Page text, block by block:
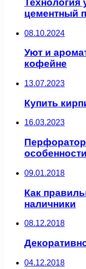
Технология
цементный
08.10.2024
Уют и
кофейне
13.07.2023
Купить
16.03.2023
09.01.2018
Как
наличники
08.12.2018
04.12.2018